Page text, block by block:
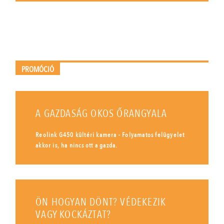
PROMÓCIÓ
A GAZDASÁG OKOS ŐRANGYALA
Reolink G450 kültéri kamera - Folyamatos felügyelet
akkor is, ha nincs ott a gazda.
ÖN HOGYAN DÖNT? VÉDEKEZIK
VAGY KOCKÁZTAT?